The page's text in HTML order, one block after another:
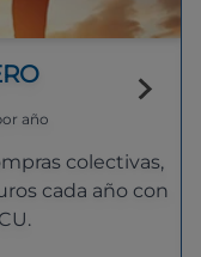
año
colectivas,
cada año con